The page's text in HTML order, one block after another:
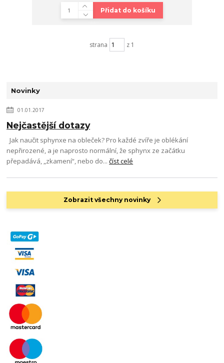
Přidat do košíku
strana z 1
Novinky
01.01.2017
Nejčastější dotazy
Jak naučit sphynxe na obleček? Pro každé zvíře je oblékání
nepřirozené, a je naprosto normální, že sphynx ze začátku
přepadává, „zkamení“, nebo do...číst celé
Zobrazit všechny novinky